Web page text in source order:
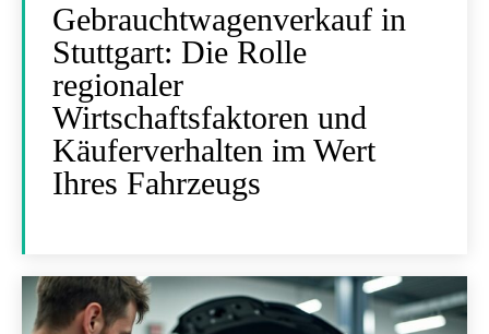
Gebrauchtwagenverkauf in
Stuttgart: Die Rolle
regionaler
Wirtschaftsfaktoren und
Käuferverhalten im Wert
Ihres Fahrzeugs